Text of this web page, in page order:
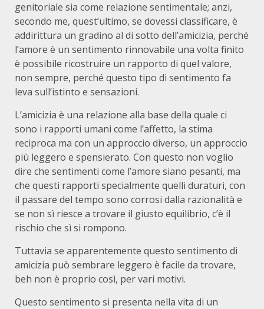
genitoriale sia come relazione sentimentale; anzi,
secondo me, quest’ultimo, se dovessi classificare, è
addirittura un gradino al di sotto dell’amicizia, perché
l’amore è un sentimento rinnovabile una volta finito
è possibile ricostruire un rapporto di quel valore,
non sempre, perché questo tipo di sentimento fa
leva sull’istinto e sensazioni.
L’amicizia è una relazione alla base della quale ci
sono i rapporti umani come l’affetto, la stima
reciproca ma con un approccio diverso, un approccio
più leggero e spensierato. Con questo non voglio
dire che sentimenti come l’amore siano pesanti, ma
che questi rapporti specialmente quelli duraturi, con
il passare del tempo sono corrosi dalla razionalità e
se non sì riesce a trovare il giusto equilibrio, c’è il
rischio che sì si rompono.
Tuttavia se apparentemente questo sentimento di
amicizia può sembrare leggero è facile da trovare,
beh non è proprio così, per vari motivi.
Questo sentimento si presenta nella vita di un